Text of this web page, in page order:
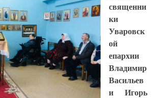
священни
ки
Уваровск
ой
епархии
Владимир
Васильев
и Игорь